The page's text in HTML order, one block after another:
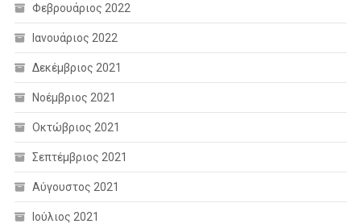
Φεβρουάριος 2022
Ιανουάριος 2022
Δεκέμβριος 2021
Νοέμβριος 2021
Οκτώβριος 2021
Σεπτέμβριος 2021
Αύγουστος 2021
Ιούλιος 2021